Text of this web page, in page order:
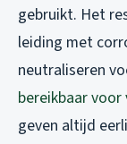
gebruikt. Het
leiding met
neutraliseren
bereikbaar voor
geven altijd